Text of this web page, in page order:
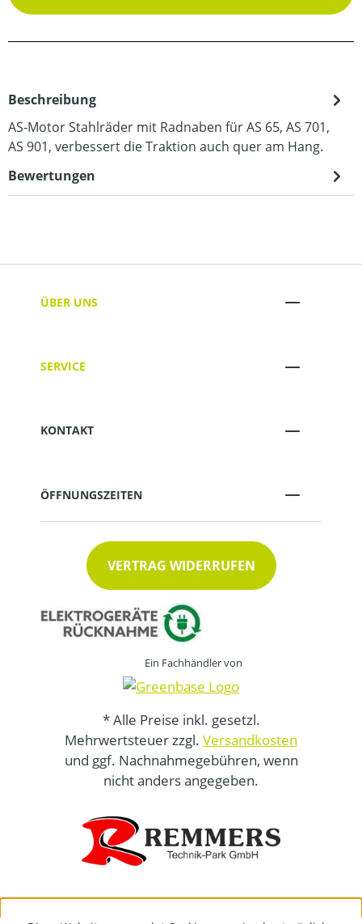
Beschreibung
AS-Motor Stahlräder mit Radnaben für AS 65, AS 701,
AS 901, verbessert die Traktion auch quer am Hang.
Bewertungen
ÜBER UNS
SERVICE
KONTAKT
ÖFFNUNGSZEITEN
VERTRAG WIDERRUFEN
Ein Fachhändler von
* Alle Preise inkl. gesetzl.
Mehrwertsteuer zzgl. Versandkosten
und ggf. Nachnahmegebühren, wenn
nicht anders angegeben.